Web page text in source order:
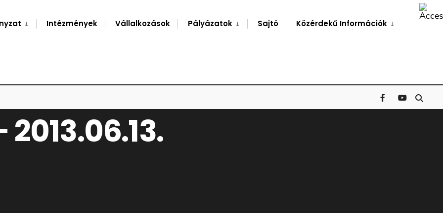
Intézmények Vállalkozások Pályázatok Sajtó Közérdekű Információk
Window